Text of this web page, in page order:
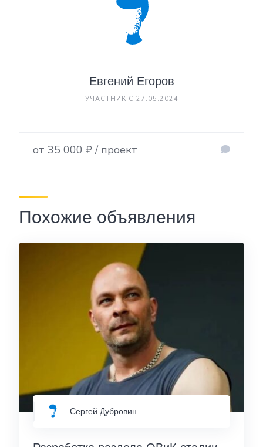
Евгений Егоров
УЧАСТНИК С 27.05.2024
от 35 000 ₽ / проект
Похожие объявления
Сергей Дубровин